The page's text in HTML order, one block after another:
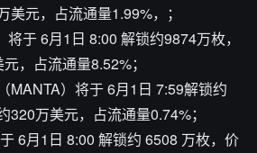
美元，占流通量1.99%，；
于 6月1日 8:00 解锁约9874万枚，
，占流通量8.52%；
MANTA）将于 6月1日 7:59解锁约
320万美元，占流通量0.74%；
6月1日 8:00 解锁约 6508 万枚，价